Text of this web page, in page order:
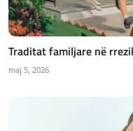
Traditat familjare në
maj 5, 2026